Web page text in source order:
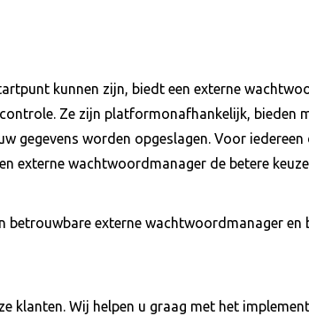
kunnen zijn, biedt een externe
Ze zijn platformonafhankelijk, bieden
gegevens worden opgeslagen. Voor iedereen
externe wachtwoordmanager de betere
betrouwbare externe wachtwoordmanager en
klanten. Wij helpen u graag met het